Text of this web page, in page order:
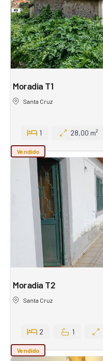
Moradia T1
Santa Cruz
1 28,00 m²
Vendido
Moradia T2
Santa Cruz
2 1
Vendido